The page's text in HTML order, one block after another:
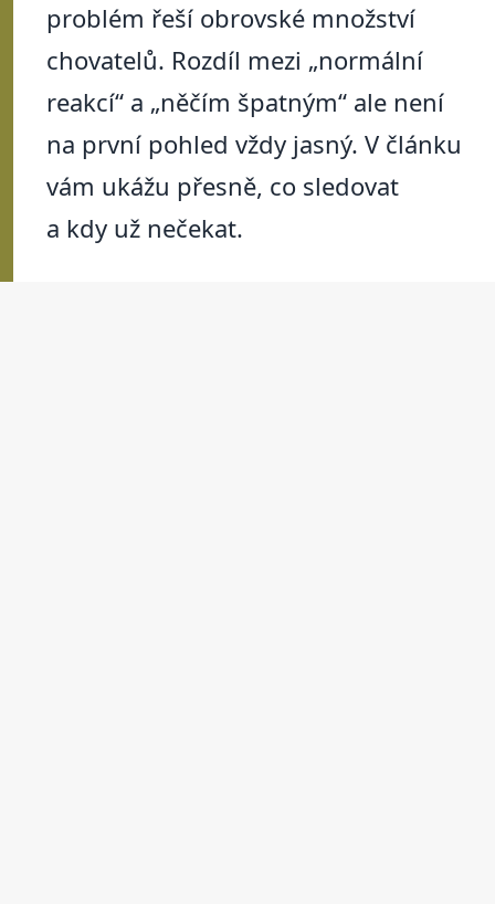
problém řeší obrovské množství
chovatelů. Rozdíl mezi „normální
reakcí“ a „něčím špatným“ ale není
na první pohled vždy jasný. V článku
vám ukážu přesně, co sledovat
a kdy už nečekat.